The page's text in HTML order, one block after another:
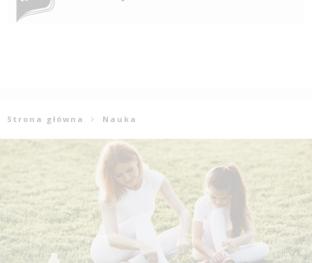
Strona główna Nauka